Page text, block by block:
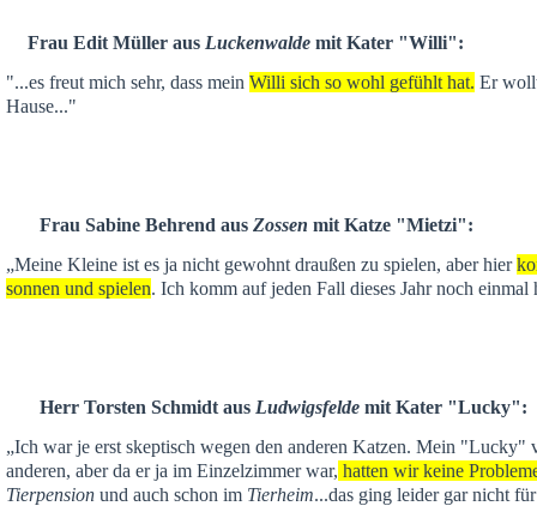
Frau Edit Müller aus Luckenwalde mit Kater "Willi":
"...es freut mich sehr, dass mein Willi sich so wohl gefühlt hat. Er
Hause..."
Frau Sabine Behrend aus Zossen mit Katze "Mietzi":
„Meine Kleine ist es ja nicht gewohnt draußen zu spielen, aber hier
sonnen und spielen. Ich komm auf jeden Fall dieses Jahr noch einmal
Herr Torsten Schmidt aus Ludwigsfelde mit Kater "Lucky":
„Ich war je erst skeptisch wegen den anderen Katzen. Mein "Lucky"
anderen, aber da er ja im Einzelzimmer war, hatten wir keine
Tierpension und auch schon im Tierheim...das ging leider gar nicht